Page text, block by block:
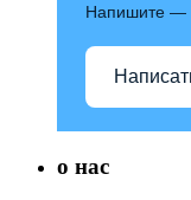
Напишите —
о нас